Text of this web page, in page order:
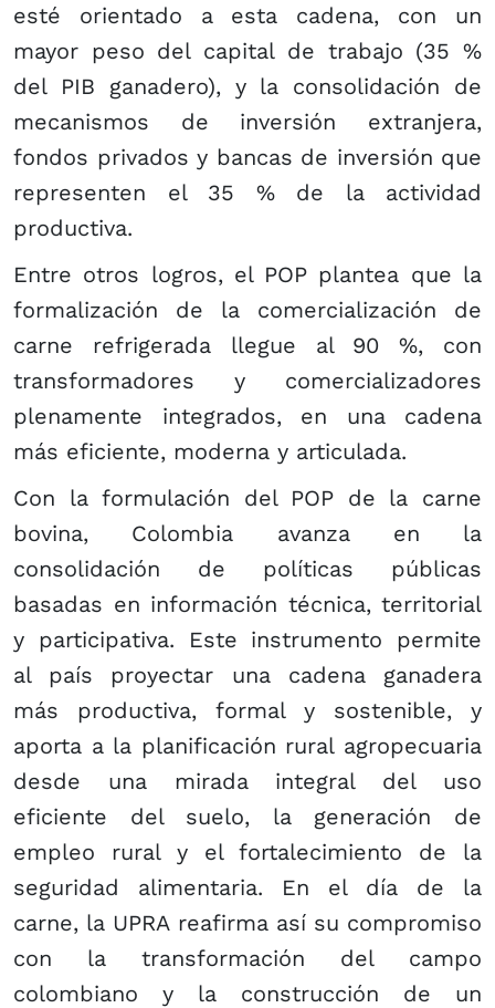
esté orientado a esta cadena, con un
mayor peso del capital de trabajo (35 %
del PIB ganadero), y la consolidación de
mecanismos de inversión extranjera,
fondos privados y bancas de inversión que
representen el 35 % de la actividad
productiva.
Entre otros logros, el POP plantea que la
formalización de la comercialización de
carne refrigerada llegue al 90 %, con
transformadores y comercializadores
plenamente integrados, en una cadena
más eficiente, moderna y articulada.
Con la formulación del POP de la carne
bovina, Colombia avanza en la
consolidación de políticas públicas
basadas en información técnica, territorial
y participativa. Este instrumento permite
al país proyectar una cadena ganadera
más productiva, formal y sostenible, y
aporta a la planificación rural agropecuaria
desde una mirada integral del uso
eficiente del suelo, la generación de
empleo rural y el fortalecimiento de la
seguridad alimentaria. En el día de la
carne, la UPRA reafirma así su compromiso
con la transformación del campo
colombiano y la construcción de un